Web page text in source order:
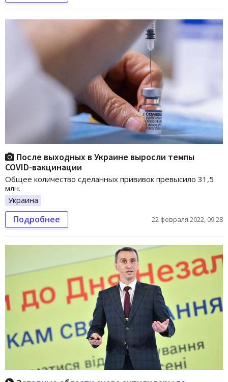
После выходных в Украине выросли темпы
COVID-вакцинации
Общее количество сделанных прививок превысило 31,5
млн.
Украина
Подробнее 22 февраля 2022, 09:28